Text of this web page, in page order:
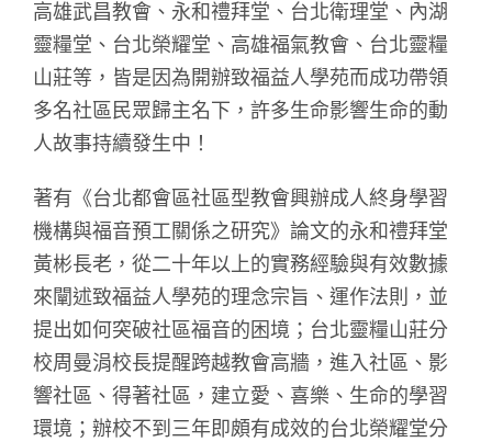
高雄武昌教會、永和禮拜堂、台北衛理堂、內湖
靈糧堂、台北榮耀堂、高雄福氣教會、台北靈糧
山莊等，皆是因為開辦致福益人學苑而成功帶領
多名社區民眾歸主名下，許多生命影響生命的動
人故事持續發生中！
著有《台北都會區社區型教會興辦成人終身學習
機構與福音預工關係之研究》論文的永和禮拜堂
黃彬長老，從二十年以上的實務經驗與有效數據
來闡述致福益人學苑的理念宗旨、運作法則，並
提出如何突破社區福音的困境；台北靈糧山莊分
校周曼涓校長提醒跨越教會高牆，進入社區、影
響社區、得著社區，建立愛、喜樂、生命的學習
環境；辦校不到三年即頗有成效的台北榮耀堂分